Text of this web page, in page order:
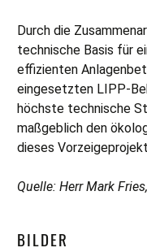
Durch die
technische Basis für
effizienten
eingesetzten LIPP-
höchste technische
maßgeblich den
dieses
Quelle: Herr Mark
BILDER